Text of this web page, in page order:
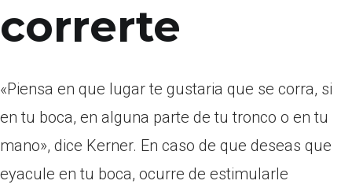
correrte
«Piensa en que lugar te gustaria que se corra, si
en tu boca, en alguna parte de tu tronco o en tu
mano», dice Kerner. En caso de que deseas que
eyacule en tu boca, ocurre de estimularle